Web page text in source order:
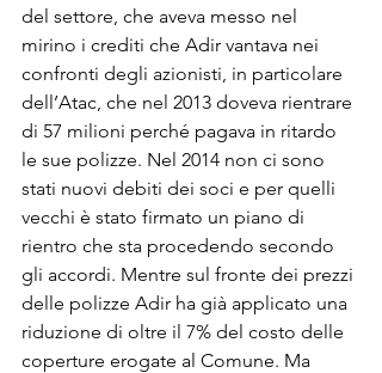
del settore, che aveva messo nel
mirino i crediti che Adir vantava nei
confronti degli azionisti, in particolare
dell’Atac, che nel 2013 doveva rientrare
di 57 milioni perché pagava in ritardo
le sue polizze. Nel 2014 non ci sono
stati nuovi debiti dei soci e per quelli
vecchi è stato firmato un piano di
rientro che sta procedendo secondo
gli accordi. Mentre sul fronte dei prezzi
delle polizze Adir ha già applicato una
riduzione di oltre il 7% del costo delle
coperture erogate al Comune. Ma